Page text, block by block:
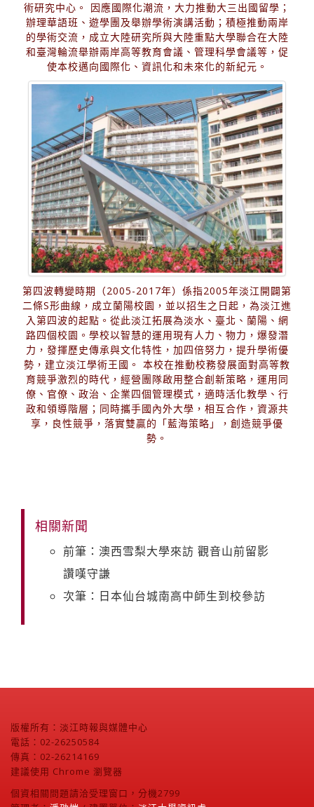
術研究中心。 因應國際化潮流，大力推動大三出國留學；
辦理華語班、遊學團及舉辦學術演講活動；積極推動兩岸
的學術交流，成立大陸研究所與大陸重點大學聯合在大陸
和臺灣輪流舉辦兩岸高等教育會議、管理科學會議等，促
使本校邁向國際化、資訊化和未來化的新紀元。
第四波轉變時期（2005-2017年）係指2005年淡江開闢第
二條S形曲線，成立蘭陽校園，並以招生之日起，為淡江進
入第四波的起點。從此淡江拓展為淡水、臺北、蘭陽、網
路四個校園。學校以智慧的運用現有人力、物力，爆發潛
力，發揮歷史傳承與文化特性，加四倍努力，提升學術優
勢，建立淡江學術王國。 本校在推動校務發展面對高等教
育競爭激烈的時代，經營團隊啟用整合創新策略，運用同
僚、官僚、政治、企業四個管理模式，適時活化教學、行
政和領導階層；同時攜手國內外大學，相互合作，資源共
享，良性競爭，落實雙贏的「藍海策略」，創造競爭優
勢。
相關新聞
前筆：澳西雪梨大學來訪 觀音山前留影
讚嘆守謙
次筆：日本仙台城南高中師生到校參訪
版權所有：淡江時報與媒體中心
電話：02-26250584
傳真：02-26214169
建議使用 Chrome 瀏覽器
個資相關問題請洽受理窗口，分機2799